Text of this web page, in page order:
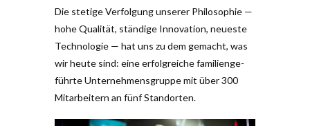
Die stetige Ver­folgung unserer Phi­lo­sophie —
hohe Qua­lität, ständige Inno­vation, neueste
Tech­no­logie — hat uns zu dem gemacht, was
wir heute sind: eine erfolg­reiche fami­li­en­ge­
führte Unter­neh­mens­gruppe mit über 300
Mit­ar­beitern an fünf Stand­orten.